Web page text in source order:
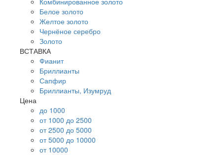
Белое золото
Желтое золото
Чернёное серебро
Золото
ВСТАВКА
Фианит
Бриллианты
Сапфир
Бриллианты, Изумруд
Цена
до 1000
от 1000 до 2500
от 2500 до 5000
от 5000 до 10000
от 10000